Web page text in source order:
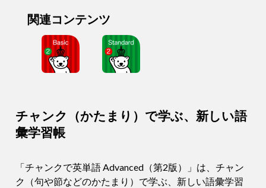
関連コンテンツ
チャンク（かたまり）で学ぶ、新しい語
彙学習帳
「チャンクで英単語 Advanced（第2版）」は、チャン
ク（句や節などのかたまり）で学ぶ、新しい語彙学習